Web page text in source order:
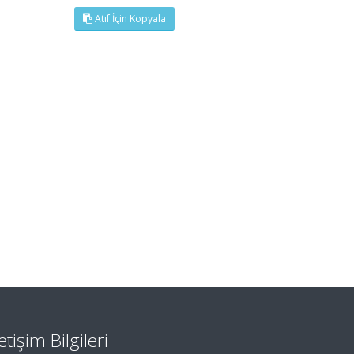
Atıf İçin Kopyala
Bilgileri